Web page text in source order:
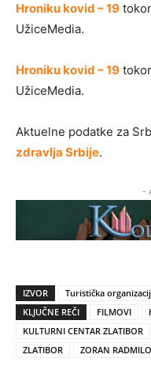
Hroniku kovid – 19
UžiceMedia.
Hroniku kovid – 19
UžiceMedia.
Aktuelne podatke za
zdravlja Srbije.
-
IZVOR
Turistička
KLJUČNE REČI
FILMOVI
KULTURNI CENTAR ZLATIBOR
ZLATIBOR
ZORAN